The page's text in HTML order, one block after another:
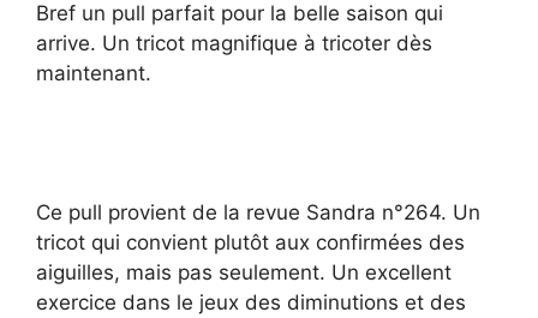
Bref un pull parfait pour la belle saison qui
arrive. Un tricot magnifique à tricoter dès
maintenant.
Ce pull provient de la revue Sandra n°264. Un
tricot qui convient plutôt aux confirmées des
aiguilles, mais pas seulement. Un excellent
exercice dans le jeux des diminutions et des